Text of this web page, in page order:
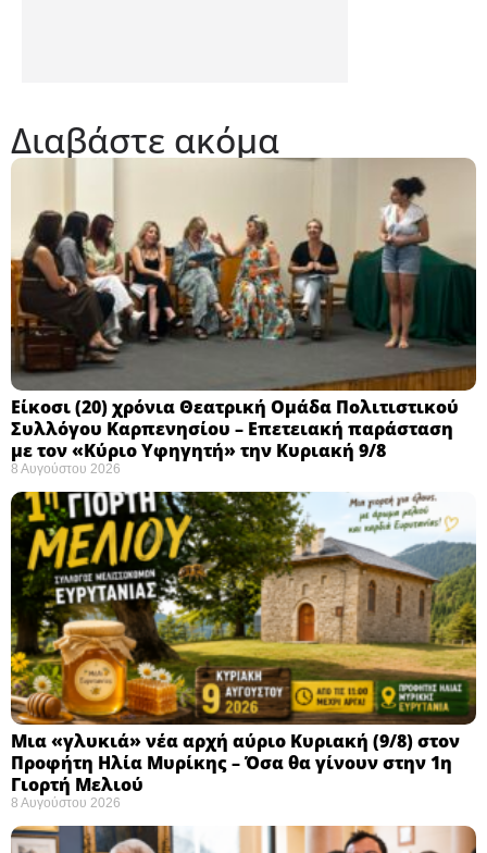
Διαβάστε ακόμα
Eίκοσι (20) χρόνια Θεατρική Ομάδα Πολιτιστικού
Συλλόγου Καρπενησίου – Επετειακή παράσταση
με τον «Κύριο Υφηγητή» την Κυριακή 9/8
8 Αυγούστου 2026
Μια «γλυκιά» νέα αρχή αύριο Κυριακή (9/8) στον
Προφήτη Ηλία Μυρίκης – Όσα θα γίνουν στην 1η
Γιορτή Μελιού
8 Αυγούστου 2026